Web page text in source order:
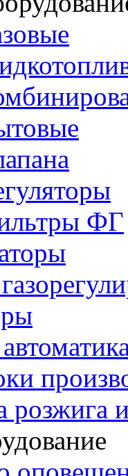
ФГ
розжига